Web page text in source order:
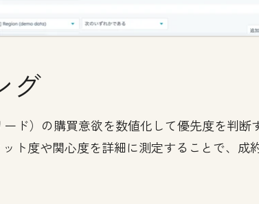
グ
ド）の購買意欲を数値化して優先度を判
ト度や関心度を詳細に測定することで、成